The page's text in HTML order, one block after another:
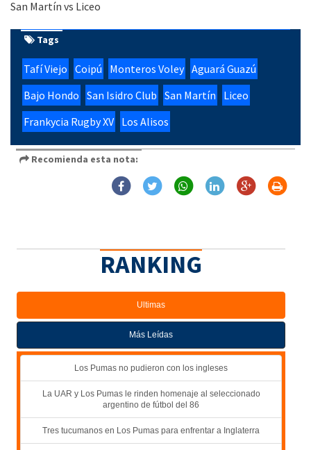
San Martín vs Liceo
Tags
Tafí Viejo Coipú Monteros Voley Aguará Guazú
Bajo Hondo San Isidro Club San Martín
Liceo
Frankycia Rugby XV Los Alisos
Recomienda esta nota:
RANKING
Ultimas
Más Leídas
Los Pumas no pudieron con los ingleses
La UAR y Los Pumas le rinden homenaje al seleccionado
argentino de fútbol del 86
Tres tucumanos en Los Pumas para enfrentar a Inglaterra